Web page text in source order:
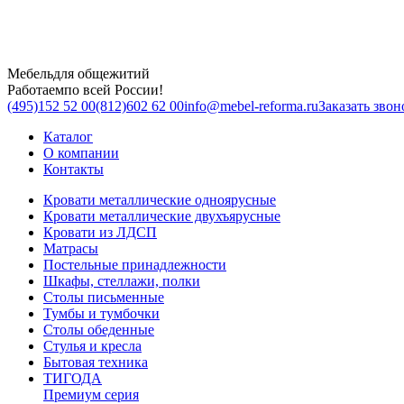
Мебельдля общежитий
Работаемпо всей России!
(495)152 52 00(812)602 62 00info@mebel-reforma.ruЗаказать
Каталог
О компании
Контакты
Кровати металлические одноярусные
Кровати металлические двухъярусные
Кровати из ЛДСП
Матрасы
Постельные принадлежности
Шкафы, стеллажи, полки
Столы письменные
Тумбы и тумбочки
Столы обеденные
Стулья и кресла
Бытовая техника
ТИГОДА
Премиум серия